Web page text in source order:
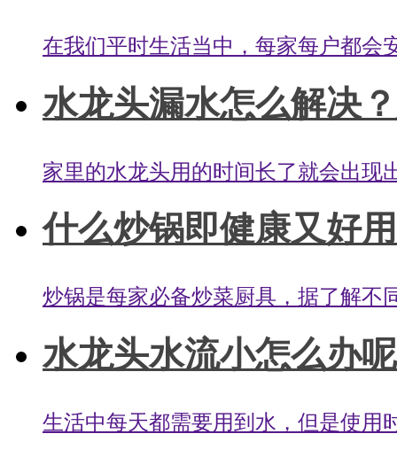
在我们平时生活当中，每家每户都会
水龙头漏水怎么解决
家里的水龙头用的时间长了就会出现
什么炒锅即健康又好
炒锅是每家必备炒菜厨具，据了解不
水龙头水流小怎么办
生活中每天都需要用到水，但是使用